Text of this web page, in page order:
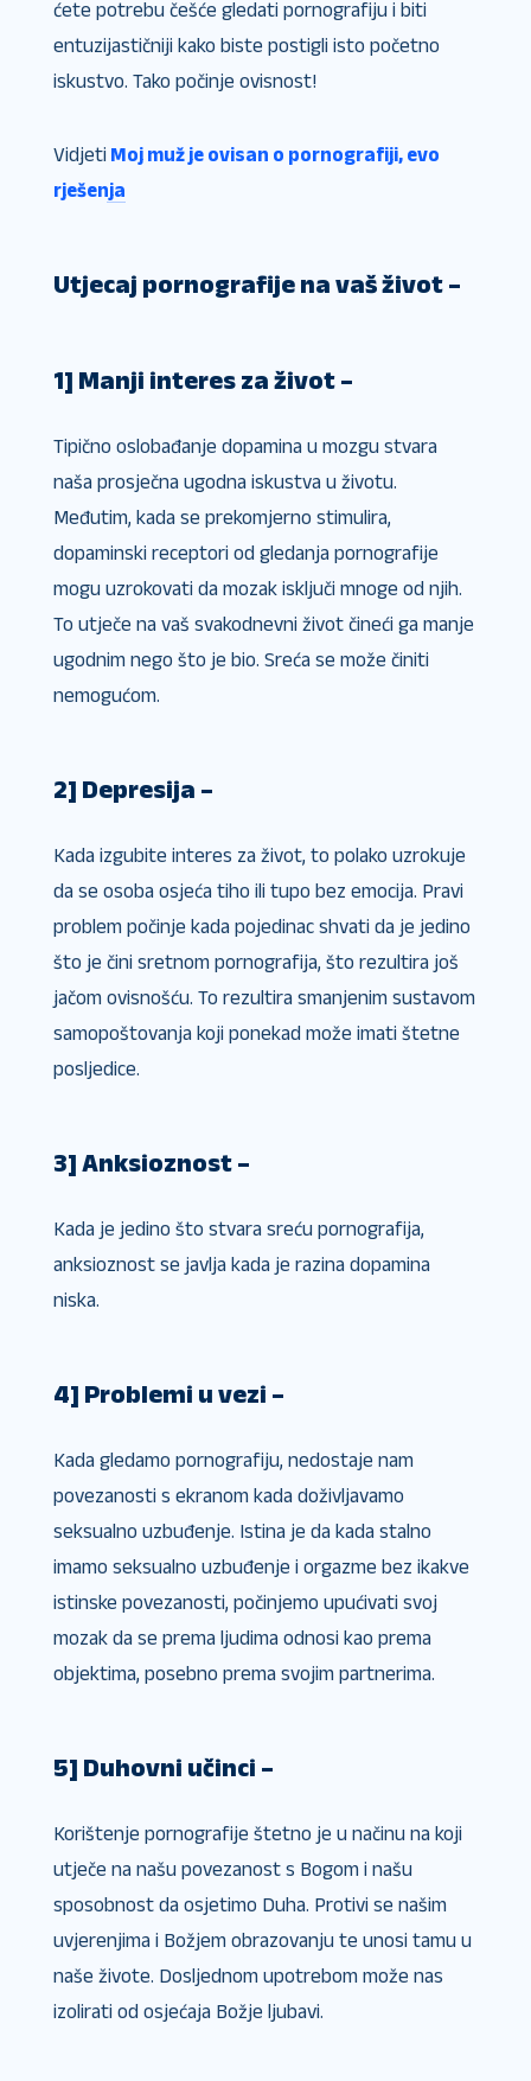
ćete potrebu češće gledati pornografiju i biti
entuzijastičniji kako biste postigli isto početno
iskustvo. Tako počinje ovisnost!
Vidjeti Moj muž je ovisan o pornografiji, evo
rješenja
Utjecaj pornografije na vaš život –
1] Manji interes za život –
Tipično oslobađanje dopamina u mozgu stvara
naša prosječna ugodna iskustva u životu.
Međutim, kada se prekomjerno stimulira,
dopaminski receptori od gledanja pornografije
mogu uzrokovati da mozak isključi mnoge od njih.
To utječe na vaš svakodnevni život čineći ga manje
ugodnim nego što je bio. Sreća se može činiti
nemogućom.
2] Depresija –
Kada izgubite interes za život, to polako uzrokuje
da se osoba osjeća tiho ili tupo bez emocija. Pravi
problem počinje kada pojedinac shvati da je jedino
što je čini sretnom pornografija, što rezultira još
jačom ovisnošću. To rezultira smanjenim sustavom
samopoštovanja koji ponekad može imati štetne
posljedice.
3] Anksioznost –
Kada je jedino što stvara sreću pornografija,
anksioznost se javlja kada je razina dopamina
niska.
4] Problemi u vezi –
Kada gledamo pornografiju, nedostaje nam
povezanosti s ekranom kada doživljavamo
seksualno uzbuđenje. Istina je da kada stalno
imamo seksualno uzbuđenje i orgazme bez ikakve
istinske povezanosti, počinjemo upućivati ​​svoj
mozak da se prema ljudima odnosi kao prema
objektima, posebno prema svojim partnerima.
5] Duhovni učinci –
Korištenje pornografije štetno je u načinu na koji
utječe na našu povezanost s Bogom i našu
sposobnost da osjetimo Duha. Protivi se našim
uvjerenjima i Božjem obrazovanju te unosi tamu u
naše živote. Dosljednom upotrebom može nas
izolirati od osjećaja Božje ljubavi.